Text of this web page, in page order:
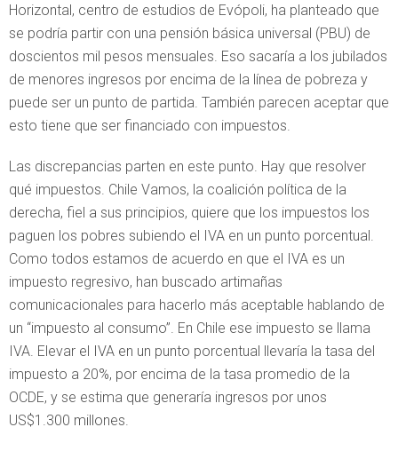
Horizontal, centro de estudios de Evópoli, ha planteado que
se podría partir con una pensión básica universal (PBU) de
doscientos mil pesos mensuales. Eso sacaría a los jubilados
de menores ingresos por encima de la línea de pobreza y
puede ser un punto de partida. También parecen aceptar que
esto tiene que ser financiado con impuestos.
Las discrepancias parten en este punto. Hay que resolver
qué impuestos. Chile Vamos, la coalición política de la
derecha, fiel a sus principios, quiere que los impuestos los
paguen los pobres subiendo el IVA en un punto porcentual.
Como todos estamos de acuerdo en que el IVA es un
impuesto regresivo, han buscado artimañas
comunicacionales para hacerlo más aceptable hablando de
un “impuesto al consumo”. En Chile ese impuesto se llama
IVA. Elevar el IVA en un punto porcentual llevaría la tasa del
impuesto a 20%, por encima de la tasa promedio de la
OCDE, y se estima que generaría ingresos por unos
US$1.300 millones.